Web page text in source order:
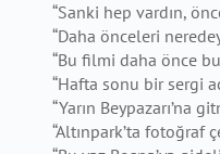
“Sanki hep vardın,
“Daha önceleri
“Bu filmi daha önce
“Hafta sonu bir sergi
“Yarın Beypazarı’na
“Altınpark’ta fotoğraf